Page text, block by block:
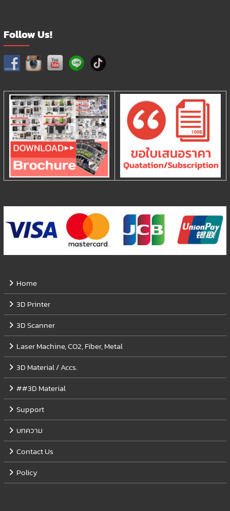
Follow Us!
Home
3D Printer
3D Scanner
Laser Machine, CO2, Fiber, Metal
3D Material / Accs.
##3D Material
Support
บทความ
Contact Us
Policy